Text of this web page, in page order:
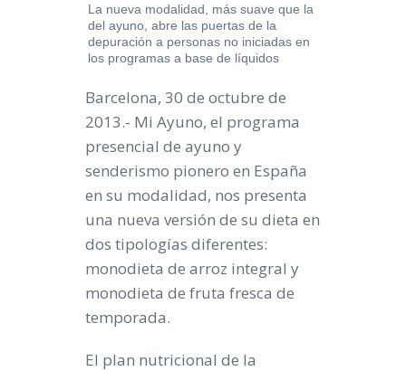
La nueva modalidad, más suave que la
del ayuno, abre las puertas de la
depuración a personas no iniciadas en
los programas a base de líquidos
Barcelona, 30 de octubre de
2013.- Mi Ayuno, el programa
presencial de ayuno y
senderismo pionero en España
en su modalidad, nos presenta
una nueva versión de su dieta en
dos tipologías diferentes:
monodieta de arroz integral y
monodieta de fruta fresca de
temporada.
El plan nutricional de la